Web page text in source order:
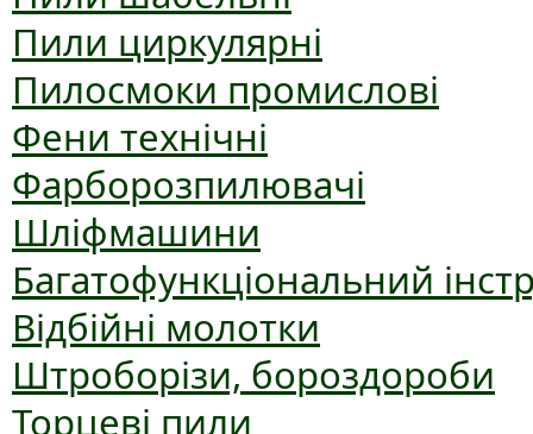
Пили циркулярні
Пилосмоки промислові
Фени технічні
Фарборозпилювачі
Шліфмашини
Багатофункціональний
Відбійні молотки
Штроборізи, бороздороби
Торцеві пили